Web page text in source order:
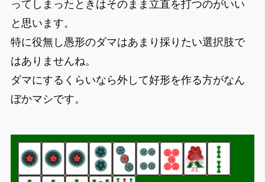
ってしまったときはそのまま立直を打つのがいい
と思います。
特に役無し愚形のダマはあまり採りたい選択肢で
はありませんね。
ダマにするくらいなら外して好形を作る方がなん
ぼかマシです。